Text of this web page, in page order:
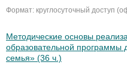
Формат: круглосуточный доступ
Методические основы
образовательной программы
семья» (36 ч.)